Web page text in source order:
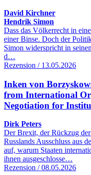
David Kirchner
Hendrik Simon
Dass das Völkerrecht in
einer Binse. Doch der
Simon widerspricht in
d…
Rezension / 13.05.2026
Inken von
from International
Negotiation for
Dirk Peters
Der Brexit, der Rückzug
Russlands Ausschluss aus
auf, warum Staaten
ihnen ausgeschlosse…
Rezension / 08.05.2026